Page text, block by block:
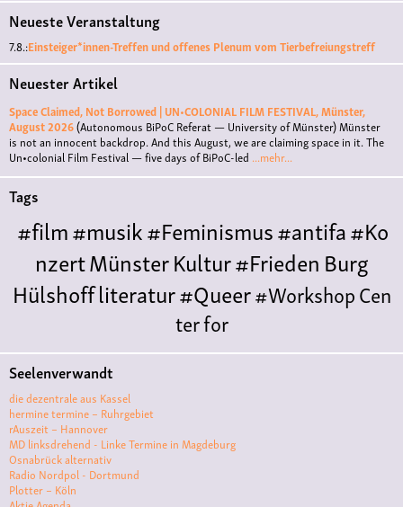
Neueste Veranstaltung
7.8.:Einsteiger*innen-Treffen und offenes Plenum vom Tierbefreiungstreff
Neuester Artikel
Space Claimed, Not Borrowed | UN•COLONIAL FILM FESTIVAL, Münster,
August 2026(Autonomous BiPoC Referat — University of Münster)Münster
is not an innocent backdrop. And this August, we are claiming space in it. The
Un•colonial Film Festival — five days of BiPoC-led ...mehr...
Tags
#film#musik#Feminismus#antifa#Ko
nzertMünsterKultur#FriedenBurg
Hülshoffliteratur#Queer#WorkshopCen
ter for
LiteraturePolyamoriePolytreff#liveKonzert
Polyamorietreff
MonogamieCNM
ismuskunstantisemitismus
VKqueer
Seelenverwandt
die dezentrale aus Kassel
hermine termine – Ruhrgebiet
rAuszeit – Hannover
MD linksdrehend - Linke Termine in Magdeburg
Osnabrück alternativ
Radio Nordpol - Dortmund
Plotter – Köln